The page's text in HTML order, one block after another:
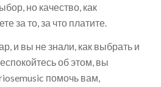
но качество, как
за то, за что платите.
и вы не знали, как выбрать и
об этом, вы
помочь вам,